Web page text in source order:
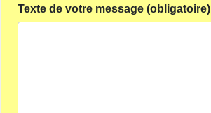
Texte de votre message (obligatoire)